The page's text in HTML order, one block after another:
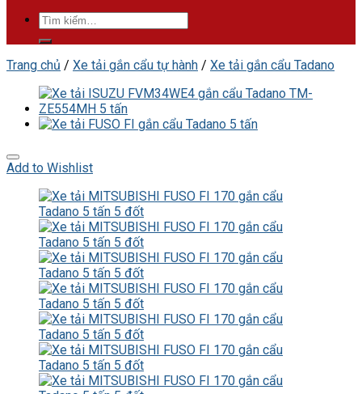
Tìm
kiếm:
Trang chủ / Xe tải gắn cẩu tự hành / Xe tải gắn cẩu Tadano
Add to Wishlist